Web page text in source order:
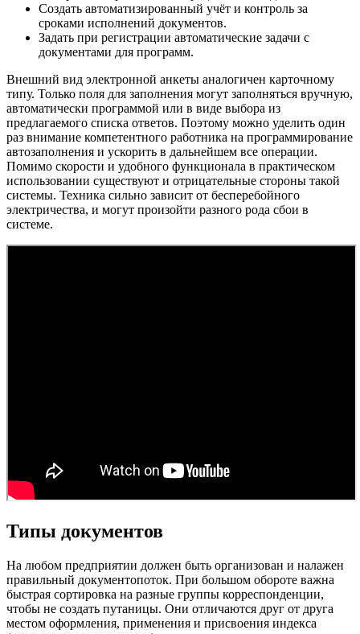
Создать автоматизированный учёт и контроль за
сроками исполнений документов.
Задать при регистрации автоматические задачи с
документами для программ.
Внешний вид электронной анкеты аналогичен карточному
типу. Только поля для заполнения могут заполняться вручную,
автоматически программой или в виде выбора из
предлагаемого списка ответов. Поэтому можно уделить один
раз внимание компетентного работника на программирование
автозаполнения и ускорить в дальнейшем все операции.
Помимо скорости и удобного функционала в практическом
использовании существуют и отрицательные стороны такой
системы. Техника сильно зависит от бесперебойного
электричества, и могут произойти разного рода сбои в
системе.
Типы документов
На любом предприятии должен быть организован и налажен
правильный документопоток. При большом обороте важна
быстрая сортировка на разные группы корреспонденции,
чтобы не создать путаницы. Они отличаются друг от друга
местом оформления, применения и присвоения индекса